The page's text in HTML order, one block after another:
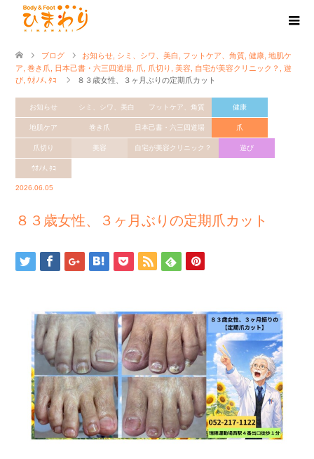
ブログ お知らせ シミ、シワ、美白 フットケア、角質 健康 地肌ケ
ア 巻き爪 日本己書・六三四道場 爪 爪切り 美容 自宅が美容クリニック？
遊
び ｳｵﾉﾒ､ﾀｺ ８３歳女性、３ヶ月ぶりの定期爪カット
お知らせ シミ、シワ、美白 フットケア、角質 健康
地肌ケア 巻き爪 日本己書・六三四道場 爪
爪切り 美容 自宅が美容クリニック？ 遊び
ｳｵﾉﾒ､ﾀｺ
2026.06.05
８３歳女性、３ヶ月ぶりの定期爪カット